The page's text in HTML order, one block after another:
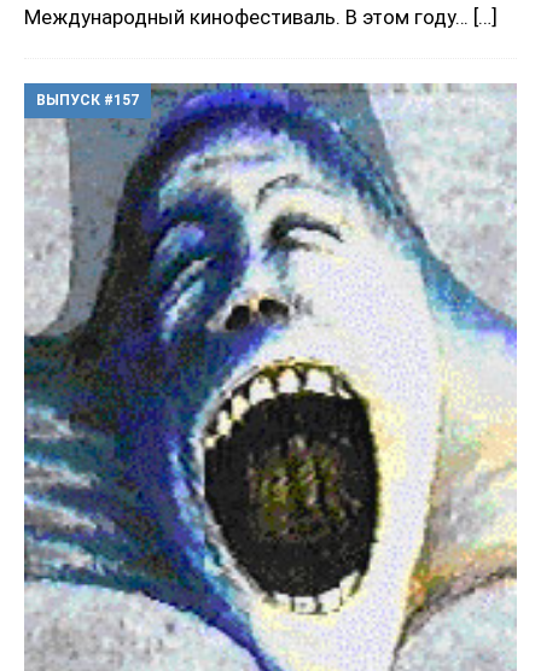
Международный кинофестиваль. В этом году… […]
ВЫПУСК #157